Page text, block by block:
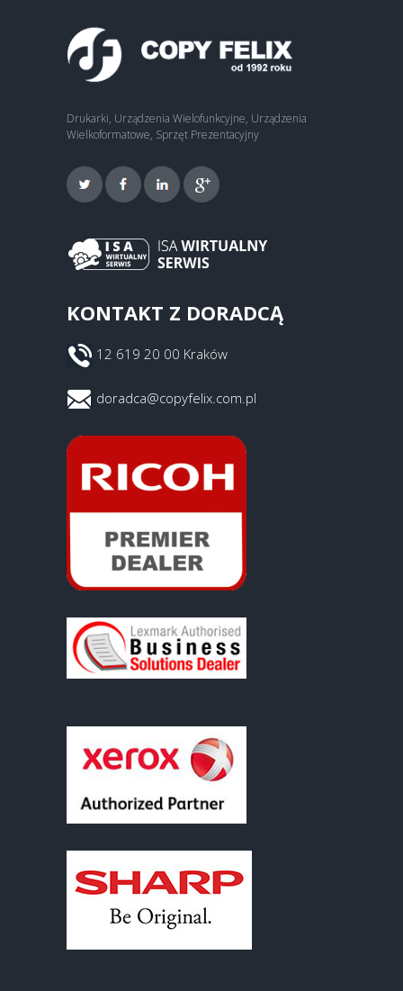
Drukarki, Urządzenia Wielofunkcyjne, Urządzenia
Wielkoformatowe, Sprzęt Prezentacyjny
KONTAKT Z DORADCĄ
12 619 20 00 Kraków
doradca@copyfelix.com.pl